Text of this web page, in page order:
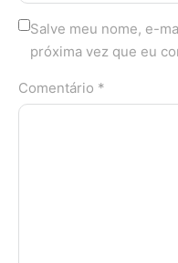
Salve meu nome, e-
próxima vez que eu
Comentário *